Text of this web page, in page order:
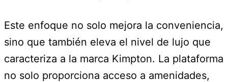
Este enfoque no solo mejora la conveniencia,
sino que también eleva el nivel de lujo que
caracteriza a la marca Kimpton. La plataforma
no solo proporciona acceso a amenidades,